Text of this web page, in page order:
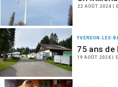
22 AOÛT 2024 |
YVERDON-LES-
75 ans de
19 AOÛT 2024 |